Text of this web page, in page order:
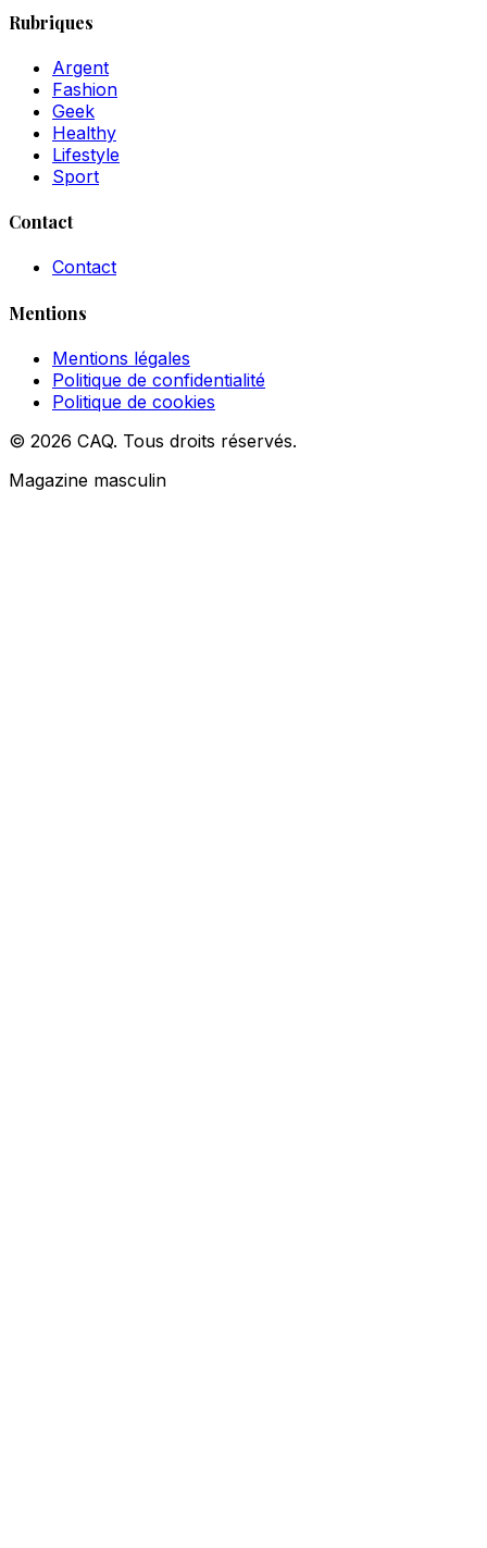
Rubriques
Argent
Fashion
Geek
Healthy
Lifestyle
Sport
Contact
Contact
Mentions
Mentions légales
Politique de confidentialité
Politique de cookies
© 2026 CAQ. Tous droits réservés.
Magazine masculin